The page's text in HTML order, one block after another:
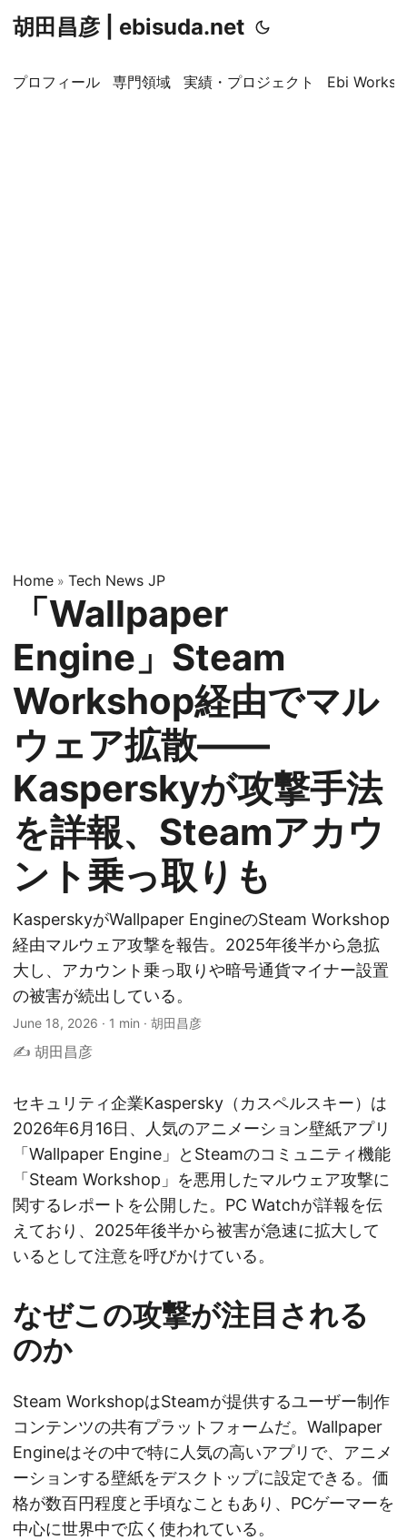
胡田昌彦 | ebisuda.net
プロフィール 専門領域 実績・プロジェクト Ebi
Home » Tech News JP
「Wallpaper
Engine」Steam
Workshop経由でマル
ウェア拡散——
Kasperskyが攻撃手法
を詳報、Steamアカウ
ント乗っ取りも
KasperskyがWallpaper EngineのSteam Workshop
経由マルウェア攻撃を報告。2025年後半から急拡
大し、アカウント乗っ取りや暗号通貨マイナー設置
の被害が続出している。
June 18, 2026 · 1 min · 胡田昌彦
✍️ 胡田昌彦
セキュリティ企業Kaspersky（カスペルスキー）は
2026年6月16日、人気のアニメーション壁紙アプリ
「Wallpaper Engine」とSteamのコミュニティ機能
「Steam Workshop」を悪用したマルウェア攻撃に
関するレポートを公開した。PC Watchが詳報を伝
えており、2025年後半から被害が急速に拡大して
いるとして注意を呼びかけている。
なぜこの攻撃が注目される
のか
Steam WorkshopはSteamが提供するユーザー制作
コンテンツの共有プラットフォームだ。Wallpaper
Engineはその中で特に人気の高いアプリで、アニメ
ーションする壁紙をデスクトップに設定できる。価
格が数百円程度と手頃なこともあり、PCゲーマーを
中心に世界中で広く使われている。